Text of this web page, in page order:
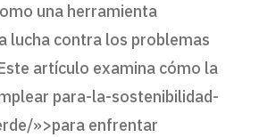
una herramienta
lucha contra los problemas
artículo examina cómo la
para-la-sostenibilidad-
»>para enfrentar